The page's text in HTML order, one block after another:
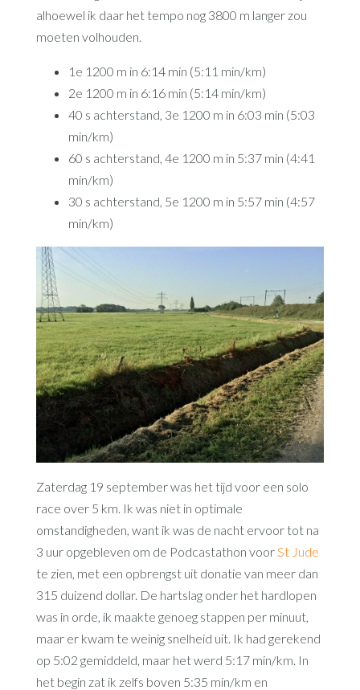
alhoewel ik daar het tempo nog 3800 m langer zou
moeten volhouden.
1e 1200 m in 6:14 min (5:11 min/km)
2e 1200 m in 6:16 min (5:14 min/km)
40 s achterstand, 3e 1200 m in 6:03 min (5:03
min/km)
60 s achterstand, 4e 1200 m in 5:37 min (4:41
min/km)
30 s achterstand, 5e 1200 m in 5:57 min (4:57
min/km)
Zaterdag 19 september was het tijd voor een solo
race over 5 km. Ik was niet in optimale
omstandigheden, want ik was de nacht ervoor tot na
3 uur opgebleven om de Podcastathon voor St Jude
te zien, met een opbrengst uit donatie van meer dan
315 duizend dollar. De hartslag onder het hardlopen
was in orde, ik maakte genoeg stappen per minuut,
maar er kwam te weinig snelheid uit. Ik had gerekend
op 5:02 gemiddeld, maar het werd 5:17 min/km. In
het begin zat ik zelfs boven 5:35 min/km en